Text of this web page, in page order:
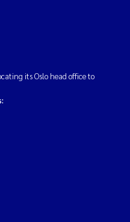
its Oslo head office to